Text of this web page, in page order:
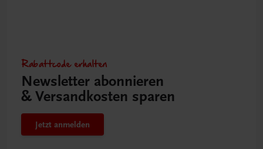
Rabattcode erhalten
Newsletter abonnieren
& Versandkosten sparen
Jetzt anmelden